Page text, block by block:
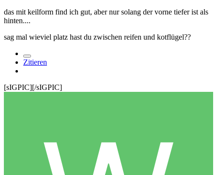
das mit keilform find ich gut, aber nur solang der vorne tiefer ist als
hinten....
sag mal wieviel platz hast du zwischen reifen und kotflügel??
Zitieren
[sIGPIC][/sIGPIC]